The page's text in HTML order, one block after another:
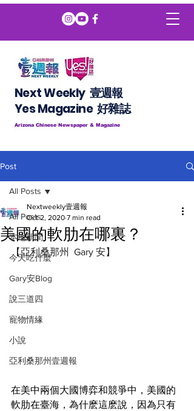
Next Weekly 壹週報
​​Yes Magazine 好雜誌
Arizona Chinese Newspaper & Magazine
Post
All Posts
本地新聞
今天吃什麼
Gary安Blog
說三道四
寵物情緣
小說
亞利桑那州壹週報
All Posts
美國的軟肋在哪裏？
Nextweekly壹週報
Oct 2, 2020 7 min read
【亞利桑那州  Gary 安】
在美中兩個大國博弈和競爭中，美國的
軟肋在臺海，為什麽這麽說，因為只有